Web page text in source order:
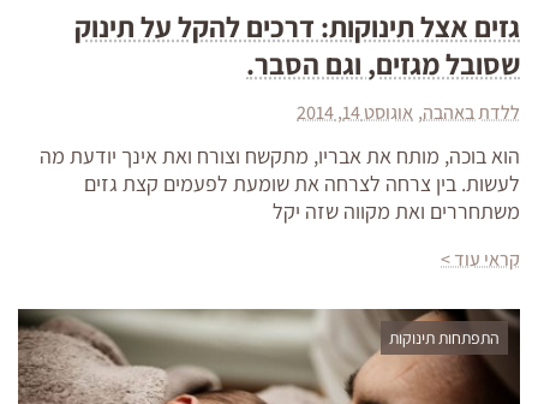
גזים אצל תינוקות: דרכים להקל על תינוק
שסובל מגזים, וגם הסבר.
ללדת באהבה אוגוסט 14, 2014
הוא בוכה, מותח את אבריו, מתקשח וצורח ואת אינך יודעת מה
לעשות. בין צרחה לצרחה את שומעת לפעמים קצת גזים
משתחררים ואת מקווה שזה יקל
קראי עוד >
התפתחות תינוקות